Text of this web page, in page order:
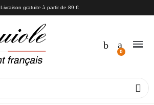
Livraison gratuite à partir de 89 €